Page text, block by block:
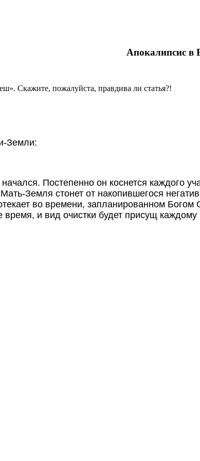
Апокалипсис в
Скажите, пожалуйста, правдива ли статья?!
Земли:
Постепенно он коснется каждого
Земля стонет от накопившегося
во времени, запланированном Богом
и вид очистки будет присущ каждому